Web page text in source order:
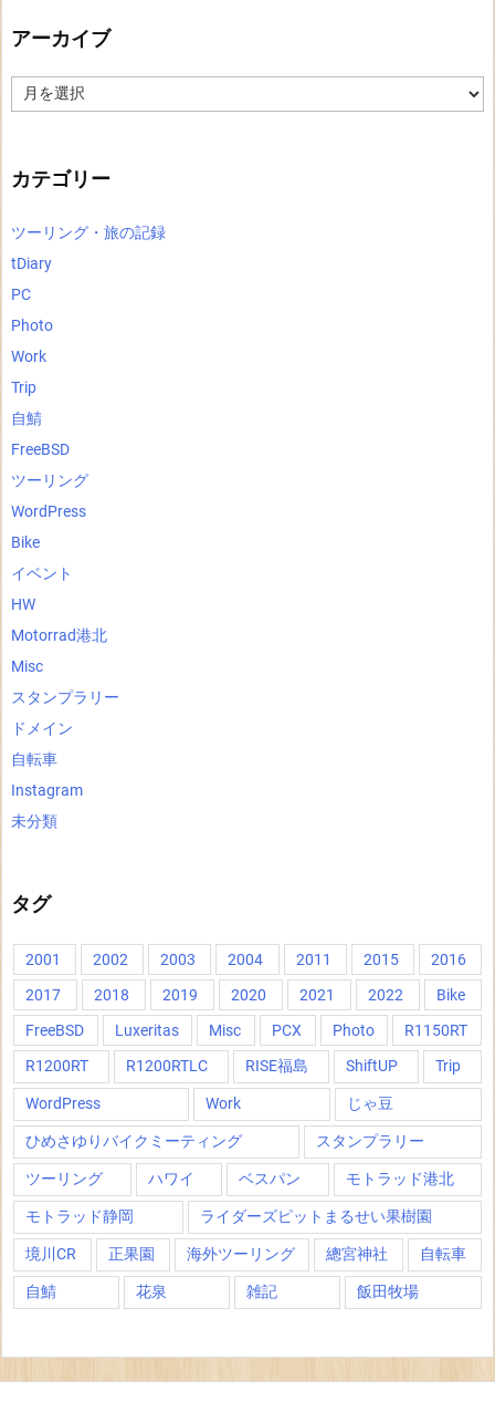
アーカイブ
ー
カテゴリー
ツーリング・旅の記録
tDiary
PC
Photo
Work
Trip
自鯖
FreeBSD
ツーリング
WordPress
Bike
イベント
HW
Motorrad港北
Misc
スタンプラリー
ドメイン
自転車
Instagram
未分類
タグ
2001 2002 2003 2004 2011 2015
2016
2017
2018 2019 2020 2021 2022
Bike
FreeBSD
Luxeritas Misc PCX Photo
R1150RT
R1200RT
R1200RTLC RISE福島 ShiftUP Trip
WordPress Work じゃ豆
ひめさゆりバイクミーティング スタンプラリー
ツーリング ハワイ ベスパン モトラッド港北
モトラッド静岡 ライダーズピットまるせい果樹園
境川CR 正果園 海外ツーリング 總宮神社 自転車
自鯖 花泉 雑記 飯田牧場